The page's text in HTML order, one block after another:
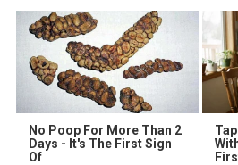
No Poop For More Than 2
Days - It's The First Sign
Of